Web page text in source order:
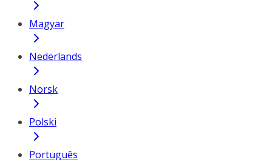
Magyar
Nederlands
Norsk
Polski
Português